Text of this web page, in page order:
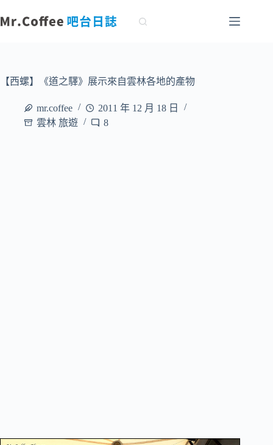
至
容【西螺】《道之驛》展示來自雲林各地的產物
mr.coffee
2011 年 12 月 18 日
雲林 旅遊
8